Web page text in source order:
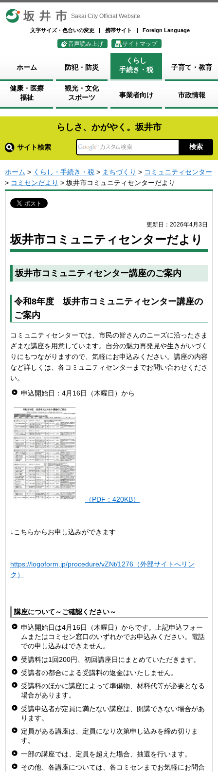
坂井市 Sakai City Official Website
文字サイズ・色合いの変更 携帯サイト Foreign Language
音声読み上げ サイトマップ
ホーム 防犯・防災
くらし
手続き・税
子育て・教育
健康・医療
福祉
観光・文化
スポーツ
事業者向け 市政情報
らしさ、かがやく。坂井市
サイト検索
ホーム > くらし・手続き・税 > まちづくり > コミュニティセンター
> コミセンだより > 坂井市コミュニティセンターだより
更新日：2026年4月3日
坂井市コミュニティセンターだより
坂井市コミュニティセンター講座のご案内
令和8年度 坂井市コミュニティセンター講座の
ご案内
コミュニティセンターでは、市民の皆さんのニーズに沿ったさま
ざまな講座を用意しています。自分の魅力再発見や生きがいづく
りにもつながりますので、気軽にお申込みください。講座の内容
など詳しくは、各コミュニティセンターまでお問い合わせくださ
い。
申込開始日：4月16日（木曜日）から
（PDF：420KB）
↓こちらからお申し込みができます
https://logoform.jp/procedure/vZNt/1276（外部サイトへリン
ク）
講座について～ご確認ください～
申込開始日は4月16日（木曜日）からです。上記申込フォー
ムまたはコミセン窓口のいずれかでお申込みください。電話
での申し込みはできません。
受講料は1回200円、初回講座日にまとめていただきます。
受講者の都合による受講料の返金はいたしません。
受講料のほかに講座によって準備物、材料代等が必要となる
場合があります。
受講申込者が定員に満たない講座は、開講できない場合があ
ります。
定員がある講座は、定員になり次第申し込みを締め切りま
す。
一部の講座では、定員を超えた場合、抽選を行います。
その他、各講座については、各コミセンまでお気軽にお問合